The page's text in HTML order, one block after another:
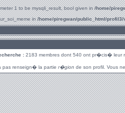
1 to be mysqli_result, bool given in/home/
in/home/piregwan/public_html/
: 2183 membres dont 540 ont pr�cis� leur
pas renseign� la partie r�gion de son profil. Vous